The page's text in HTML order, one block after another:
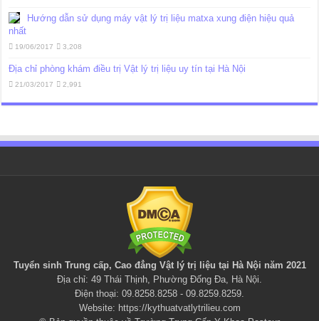
Hướng dẫn sử dụng máy vật lý trị liệu matxa xung điện hiệu quả
nhất
19/06/2017 3,208
Địa chỉ phòng khám điều trị Vật lý trị liệu uy tín tại Hà Nội
21/03/2017 2,991
Tuyển sinh Trung cấp, Cao đẳng Vật lý trị liệu tại Hà Nội năm 2021
Địa chỉ: 49 Thái Thịnh, Phường Đống Đa, Hà Nội.
Điện thoại: 09.8258.8258 - 09.8259.8259.
Website: https://kythuatvatlytrilieu.com